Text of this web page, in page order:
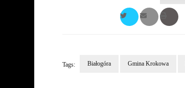
Tags: Białogóra Gmina Krokowa